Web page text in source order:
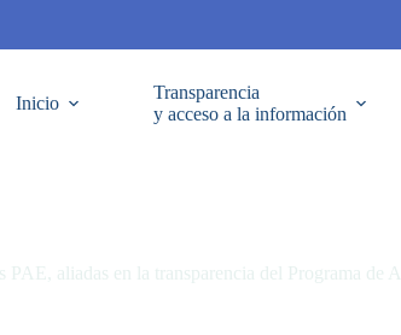
Inicio
Transparencia
y acceso a la información
PAE, aliadas en la transparencia del Programa de